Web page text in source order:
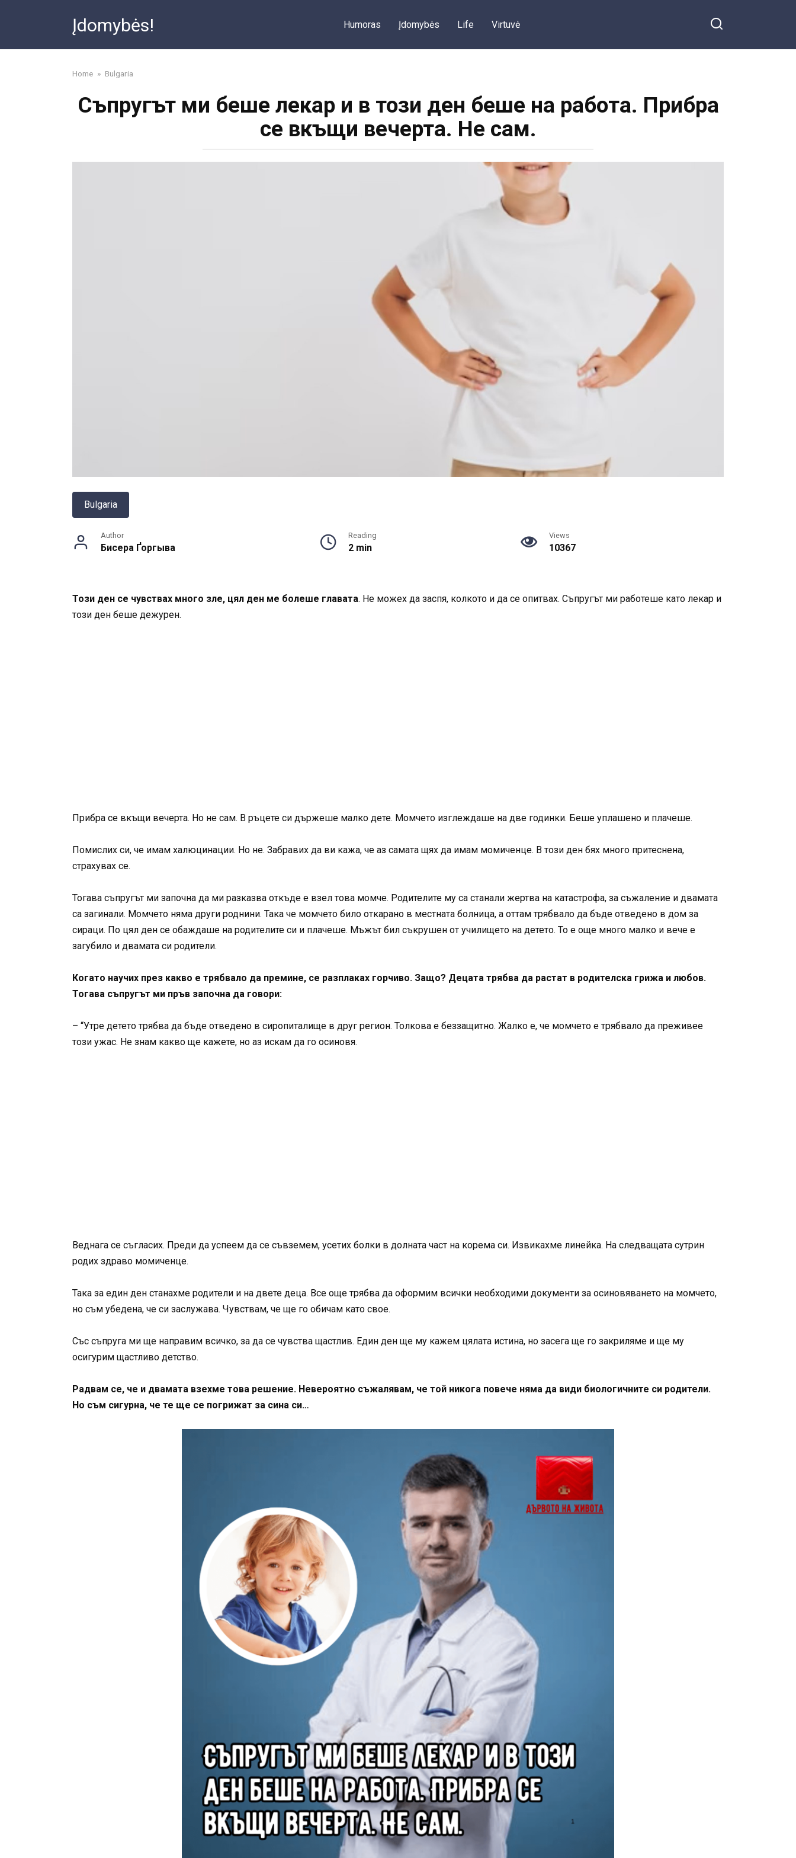
Įdomybės! Humoras Įdomybės Life Virtuvė
Home » Bulgaria
Съпругът ми беше лекар и в този ден беше на работа. Прибра
се вкъщи вечерта. Не сам.
Bulgaria
Author
Бисера Ґоргыва
Reading
2 min
Views
10367
Този ден се чувствах много зле, цял ден ме болеше главата. Не можех да заспя, колкото и да се опитвах. Съпругът ми работеше като лекар и
този ден беше дежурен.
Прибра се вкъщи вечерта. Но не сам. В ръцете си държеше малко дете. Момчето изглеждаше на две годинки. Беше уплашено и плачеше.
Помислих си, че имам халюцинации. Но не. Забравих да ви кажа, че аз самата щях да имам момиченце. В този ден бях много притеснена,
страхувах се.
Тогава съпругът ми започна да ми разказва откъде е взел това момче. Родителите му са станали жертва на катастрофа, за съжаление и двамата
са загинали. Момчето няма други роднини. Така че момчето било откарано в местната болница, а оттам трябвало да бъде отведено в дом за
сираци. По цял ден се обаждаше на родителите си и плачеше. Мъжът бил съкрушен от училището на детето. То е още много малко и вече е
загубило и двамата си родители.
Когато научих през какво е трябвало да премине, се разплаках горчиво. Защо? Децата трябва да растат в родителска грижа и любов.
Тогава съпругът ми пръв започна да говори:
– “Утре детето трябва да бъде отведено в сиропиталище в друг регион. Толкова е беззащитно. Жалко е, че момчето е трябвало да преживее
този ужас. Не знам какво ще кажете, но аз искам да го осиновя.
Веднага се съгласих. Преди да успеем да се съвземем, усетих болки в долната част на корема си. Извикахме линейка. На следващата сутрин
родих здраво момиченце.
Така за един ден станахме родители и на двете деца. Все още трябва да оформим всички необходими документи за осиновяването на момчето,
но съм убедена, че си заслужава. Чувствам, че ще го обичам като свое.
Със съпруга ми ще направим всичко, за да се чувства щастлив. Един ден ще му кажем цялата истина, но засега ще го закриляме и ще му
осигурим щастливо детство.
Радвам се, че и двамата взехме това решение. Невероятно съжалявам, че той никога повече няма да види биологичните си родители.
Но съм сигурна, че те ще се погрижат за сина си…